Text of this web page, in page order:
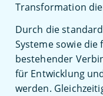
Transformation
Durch die
Systeme sowie
bestehender
für Entwicklung
werden.